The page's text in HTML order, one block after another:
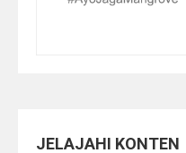
JELAJAHI KONTEN